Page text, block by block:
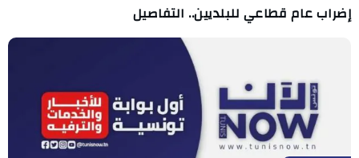
إضراب عام قطاعي للبلديين.. التفاصيل